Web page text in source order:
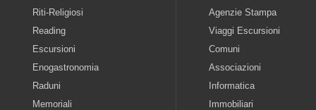
Riti-Religiosi
Reading
Escursioni
Enogastronomia
Raduni
Memoriali
Agenzie Stampa
Viaggi Escursioni
Comuni
Associazioni
Informatica
Immobiliari